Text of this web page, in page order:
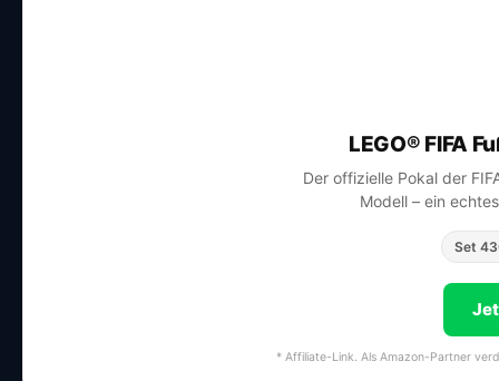
LEGO® FIFA
Der offizielle Pokal der
Modell – ein
Set
* Affiliate-Link. Als Amazon-Partner